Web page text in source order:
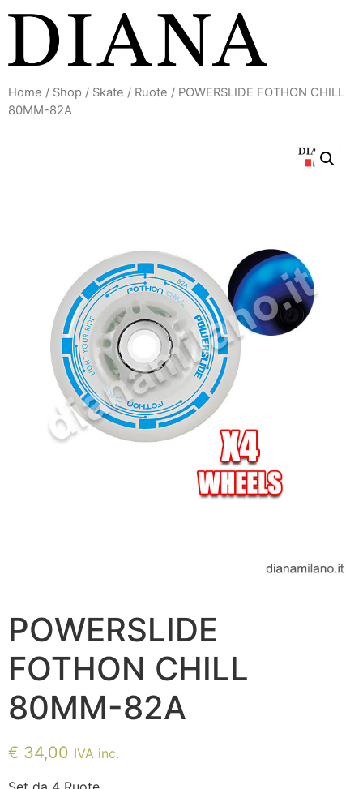
contenuto
Home / Shop / Skate / Ruote / POWERSLIDE FOTHON CHILL
80MM-82A
POWERSLIDE
FOTHON CHILL
80MM-82A
€ 34,00 IVA inc.